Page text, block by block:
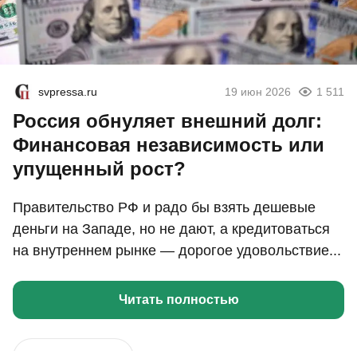
svpressa.ru 19 июн 2026 1 511
Россия обнуляет внешний долг:
Финансовая независимость или
упущенный рост?
Правительство РФ и радо бы взять дешевые
деньги на Западе, но не дают, а кредитоваться
на внутреннем рынке — дорогое удовольствие...
Читать полностью